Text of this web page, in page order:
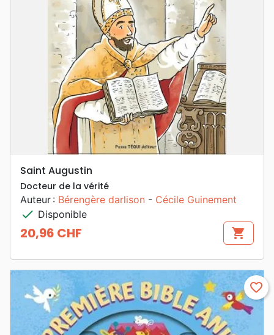
Saint Augustin
Docteur de la vérité
Auteur : Bérengère darlison - Cécile Guinement
check Disponible
Prix
20,96 CHF shopping_cart
favorite_border